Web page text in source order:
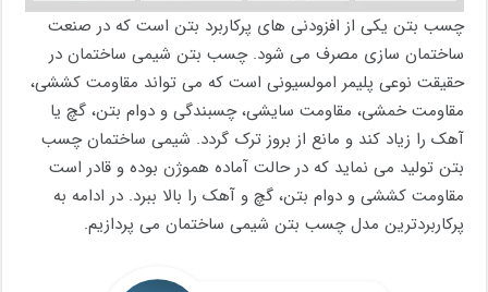
چسب بتن یکی از افزودنی های پرکاربرد بتن است که در صنعت
ساختمان سازی مصرف می شود. چسب بتن شیمی ساختمان در
حقیقت نوعی پلیمر امولسیونی است که می تواند مقاومت کششی،
مقاومت خمشی، مقاومت سایشی، چسبندگی و دوام بتن، گچ یا
آهک را زیاد کند و مانع از بروز ترک گردد. شیمی ساختمان چسب
بتن تولید می نماید که در حالت آماده هموژن بوده و قادر است
مقاومت کششی و دوام بتن، گچ و آهک را بالا ببرد. در ادامه به
پرکاربردترین مدل چسب بتن شیمی ساختمان می پردازیم.